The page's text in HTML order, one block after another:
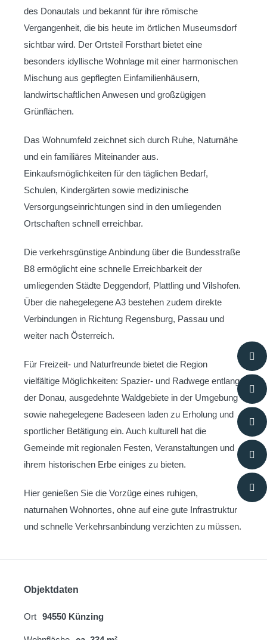
des Donautals und bekannt für ihre römische
Vergangenheit, die bis heute im örtlichen Museumsdorf
sichtbar wird. Der Ortsteil Forsthart bietet eine
besonders idyllische Wohnlage mit einer harmonischen
Mischung aus gepflegten Einfamilienhäusern,
landwirtschaftlichen Anwesen und großzügigen
Grünflächen.
Das Wohnumfeld zeichnet sich durch Ruhe, Naturnähe
und ein familiäres Miteinander aus.
Einkaufsmöglichkeiten für den täglichen Bedarf,
Schulen, Kindergärten sowie medizinische
Versorgungseinrichtungen sind in den umliegenden
Ortschaften schnell erreichbar.
Die verkehrsgünstige Anbindung über die Bundesstraße
B8 ermöglicht eine schnelle Erreichbarkeit der
umliegenden Städte Deggendorf, Plattling und Vilshofen.
Über die nahegelegene A3 bestehen zudem direkte
Verbindungen in Richtung Regensburg, Passau und
weiter nach Österreich.
Für Freizeit- und Naturfreunde bietet die Region
vielfältige Möglichkeiten: Spazier- und Radwege entlang
der Donau, ausgedehnte Waldgebiete in der Umgebung
sowie nahegelegene Badeseen laden zu Erholung und
sportlicher Betätigung ein. Auch kulturell hat die
Gemeinde mit regionalen Festen, Veranstaltungen und
ihrem historischen Erbe einiges zu bieten.
Hier genießen Sie die Vorzüge eines ruhigen,
naturnahen Wohnortes, ohne auf eine gute Infrastruktur
und schnelle Verkehrsanbindung verzichten zu müssen.
Objektdaten
Ort 94550 Künzing